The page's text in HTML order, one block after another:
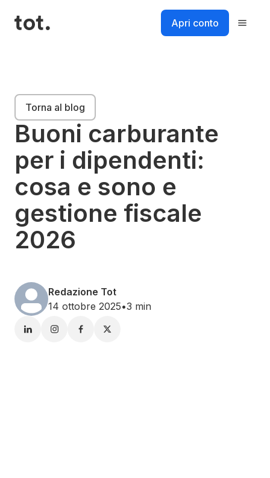
Apri conto
Soluzioni
Risorse
Prezzi
Login
Torna al blog
Buoni carburante
per i dipendenti:
cosa e sono e
gestione fiscale
2026
Redazione Tot
14 ottobre 2025•3 min